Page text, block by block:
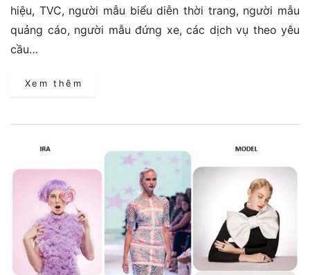
hiệu, TVC, người mẫu biểu diễn thời trang, người mẫu
quảng cáo, người mẫu đứng xe, các dịch vụ theo yêu
cầu…
Xem thêm